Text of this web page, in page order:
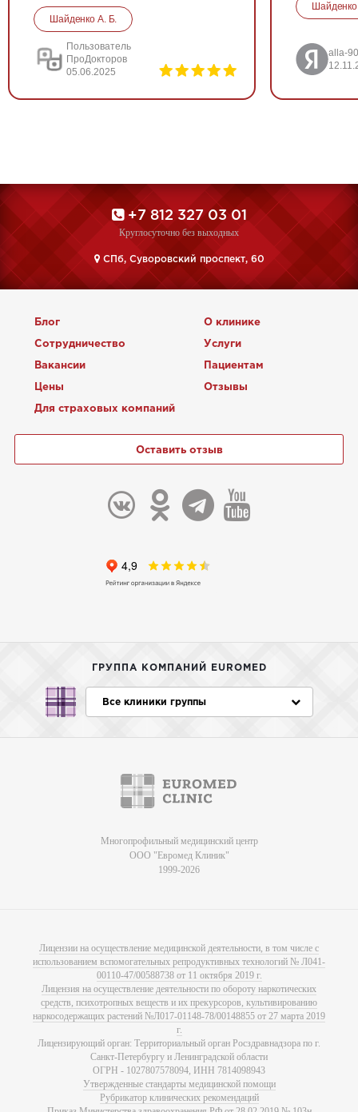
Шайденко А. Б.
Пользователь
ПроДокторов
05.06.2025
alla-90
+7 812 327 03 01
Круглосуточно без выходных
CПб, Суворовский проспект, 60
Блог О клинике
Сотрудничество Услуги
Вакансии Пациентам
Цены Отзывы
Для страховых компаний
Оставить отзыв
ГРУППА КОМПАНИЙ EUROMED
Все клиники группы
Многопрофильный медицинский центр
ООО "Евромед Клиник"
1999-2026
Лицензии на осуществление медицинской деятельности, в том числе с
использованием вспомогательных репродуктивных технологий № Л041-
00110-47/00588738 от 11 октября 2019 г.
Лицензия на осуществление деятельности по обороту наркотических
средств, психотропных веществ и их прекурсоров, культивированию
наркосодержащих растений №Л017-01148-78/00148855 от 27 марта 2019
г.
Лицензирующий орган: Территориальный орган Росздравнадзора по г.
Санкт-Петербургу и Ленинградской области
ОГРН - 1027807578094, ИНН 7814098943
Утвержденные стандарты медицинской помощи
Рубрикатор клинических рекомендаций